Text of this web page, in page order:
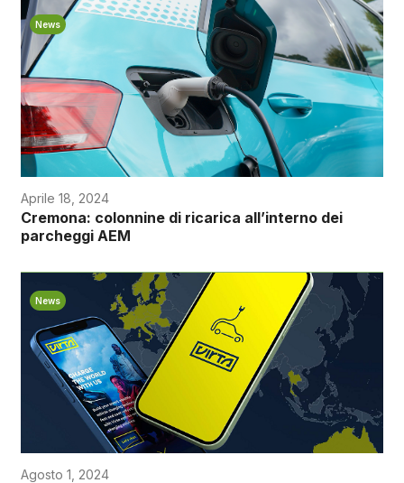
News
Aprile 18, 2024
Cremona: colonnine di ricarica all’interno dei
parcheggi AEM
News
Agosto 1, 2024